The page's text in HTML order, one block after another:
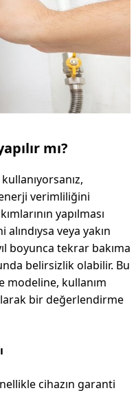
mı?
enerji verimliliğini
yapılması
veya yakın
boyunca tekrar bakıma
belirsizlik olabilir. Bu
modeline, kullanım
bir değerlendirme
cihazın garanti